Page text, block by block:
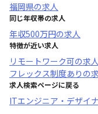
福岡県の求人
同じ年収帯の求人
年収500万円の求人
特徴が近い求人
リモートワーク可の求人
フレックス制度あり の
求人検索ページに戻る
ITエンジニア・デザイ